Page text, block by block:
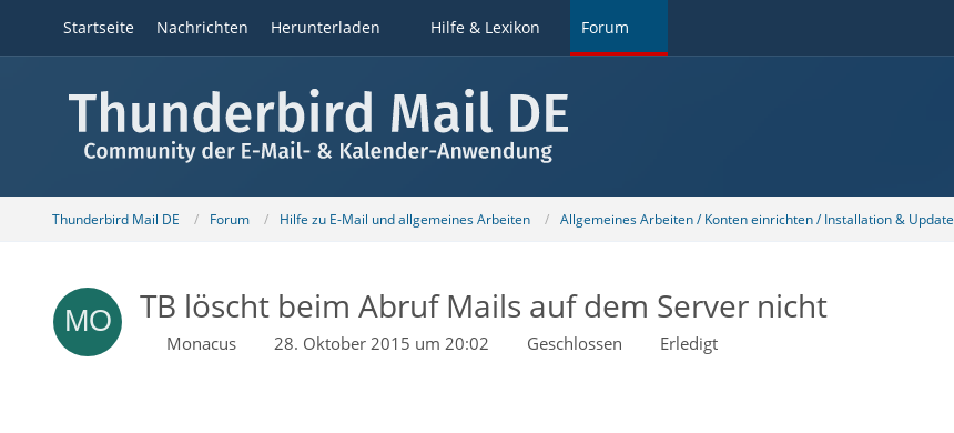
Startseite Nachrichten Herunterladen Hilfe & Lexikon Forum
Thunderbird Mail DE Forum Hilfe zu E-Mail und allgemeines Arbeiten Allgemeines Arbeiten / Konten einrichten / Installation & Update
TB löscht beim Abruf Mails auf dem Server nicht
Monacus 28. Oktober 2015 um 20:02 Geschlossen Erledigt